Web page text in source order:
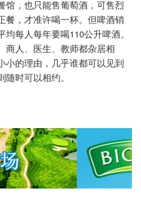
馆，也只能售葡萄酒，可售烈
餐，才准许喝一杯。但啤酒销
均每人每年要喝110公升啤酒。
商人、医生、教师都杂居相
小的理由，几乎谁都可以见到
时可以相约。